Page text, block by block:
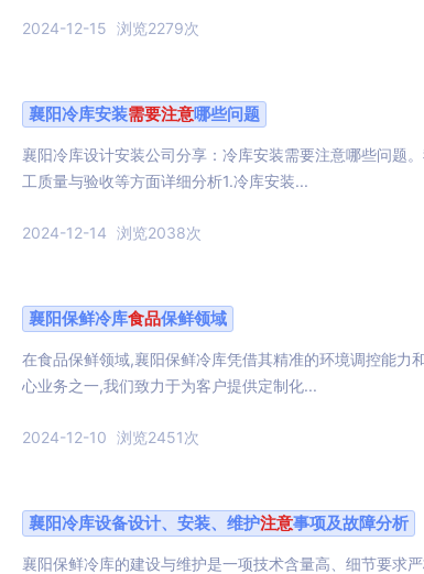
2024-12-15 浏览2279次
襄阳冷库安装需要注意哪些问题
襄阳冷库设计安装公司分享：冷库安装需要注意哪些问题
工质量与验收等方面详细分析1.冷库安装...
2024-12-14 浏览2038次
襄阳保鲜冷库食品保鲜领域
在食品保鲜领域,襄阳保鲜冷库凭借其精准的环境调控能
心业务之一,我们致力于为客户提供定制化...
2024-12-10 浏览2451次
襄阳冷库设备设计、安装、维护注意事项及故障分析
襄阳保鲜冷库的建设与维护是一项技术含量高、细节要求